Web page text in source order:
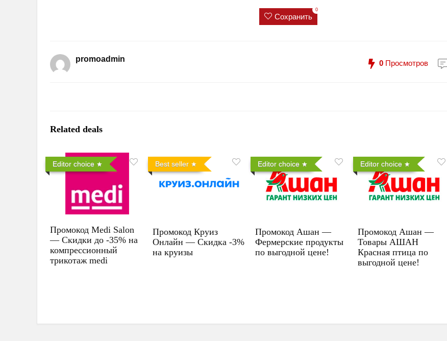
Сохранить
0
promoadmin 0 Просмотров
Related deals
Editor choice
Промокод Medi Salon
— Скидки до -35% на
компрессионный
трикотаж medi
Best seller
Промокод Круиз
Онлайн — Скидка -3%
на круизы
Editor choice
Промокод Ашан —
Фермерские продукты
по выгодной цене!
Editor choice
Промокод Ашан —
Товары АШАН
Красная птица по
выгодной цене!